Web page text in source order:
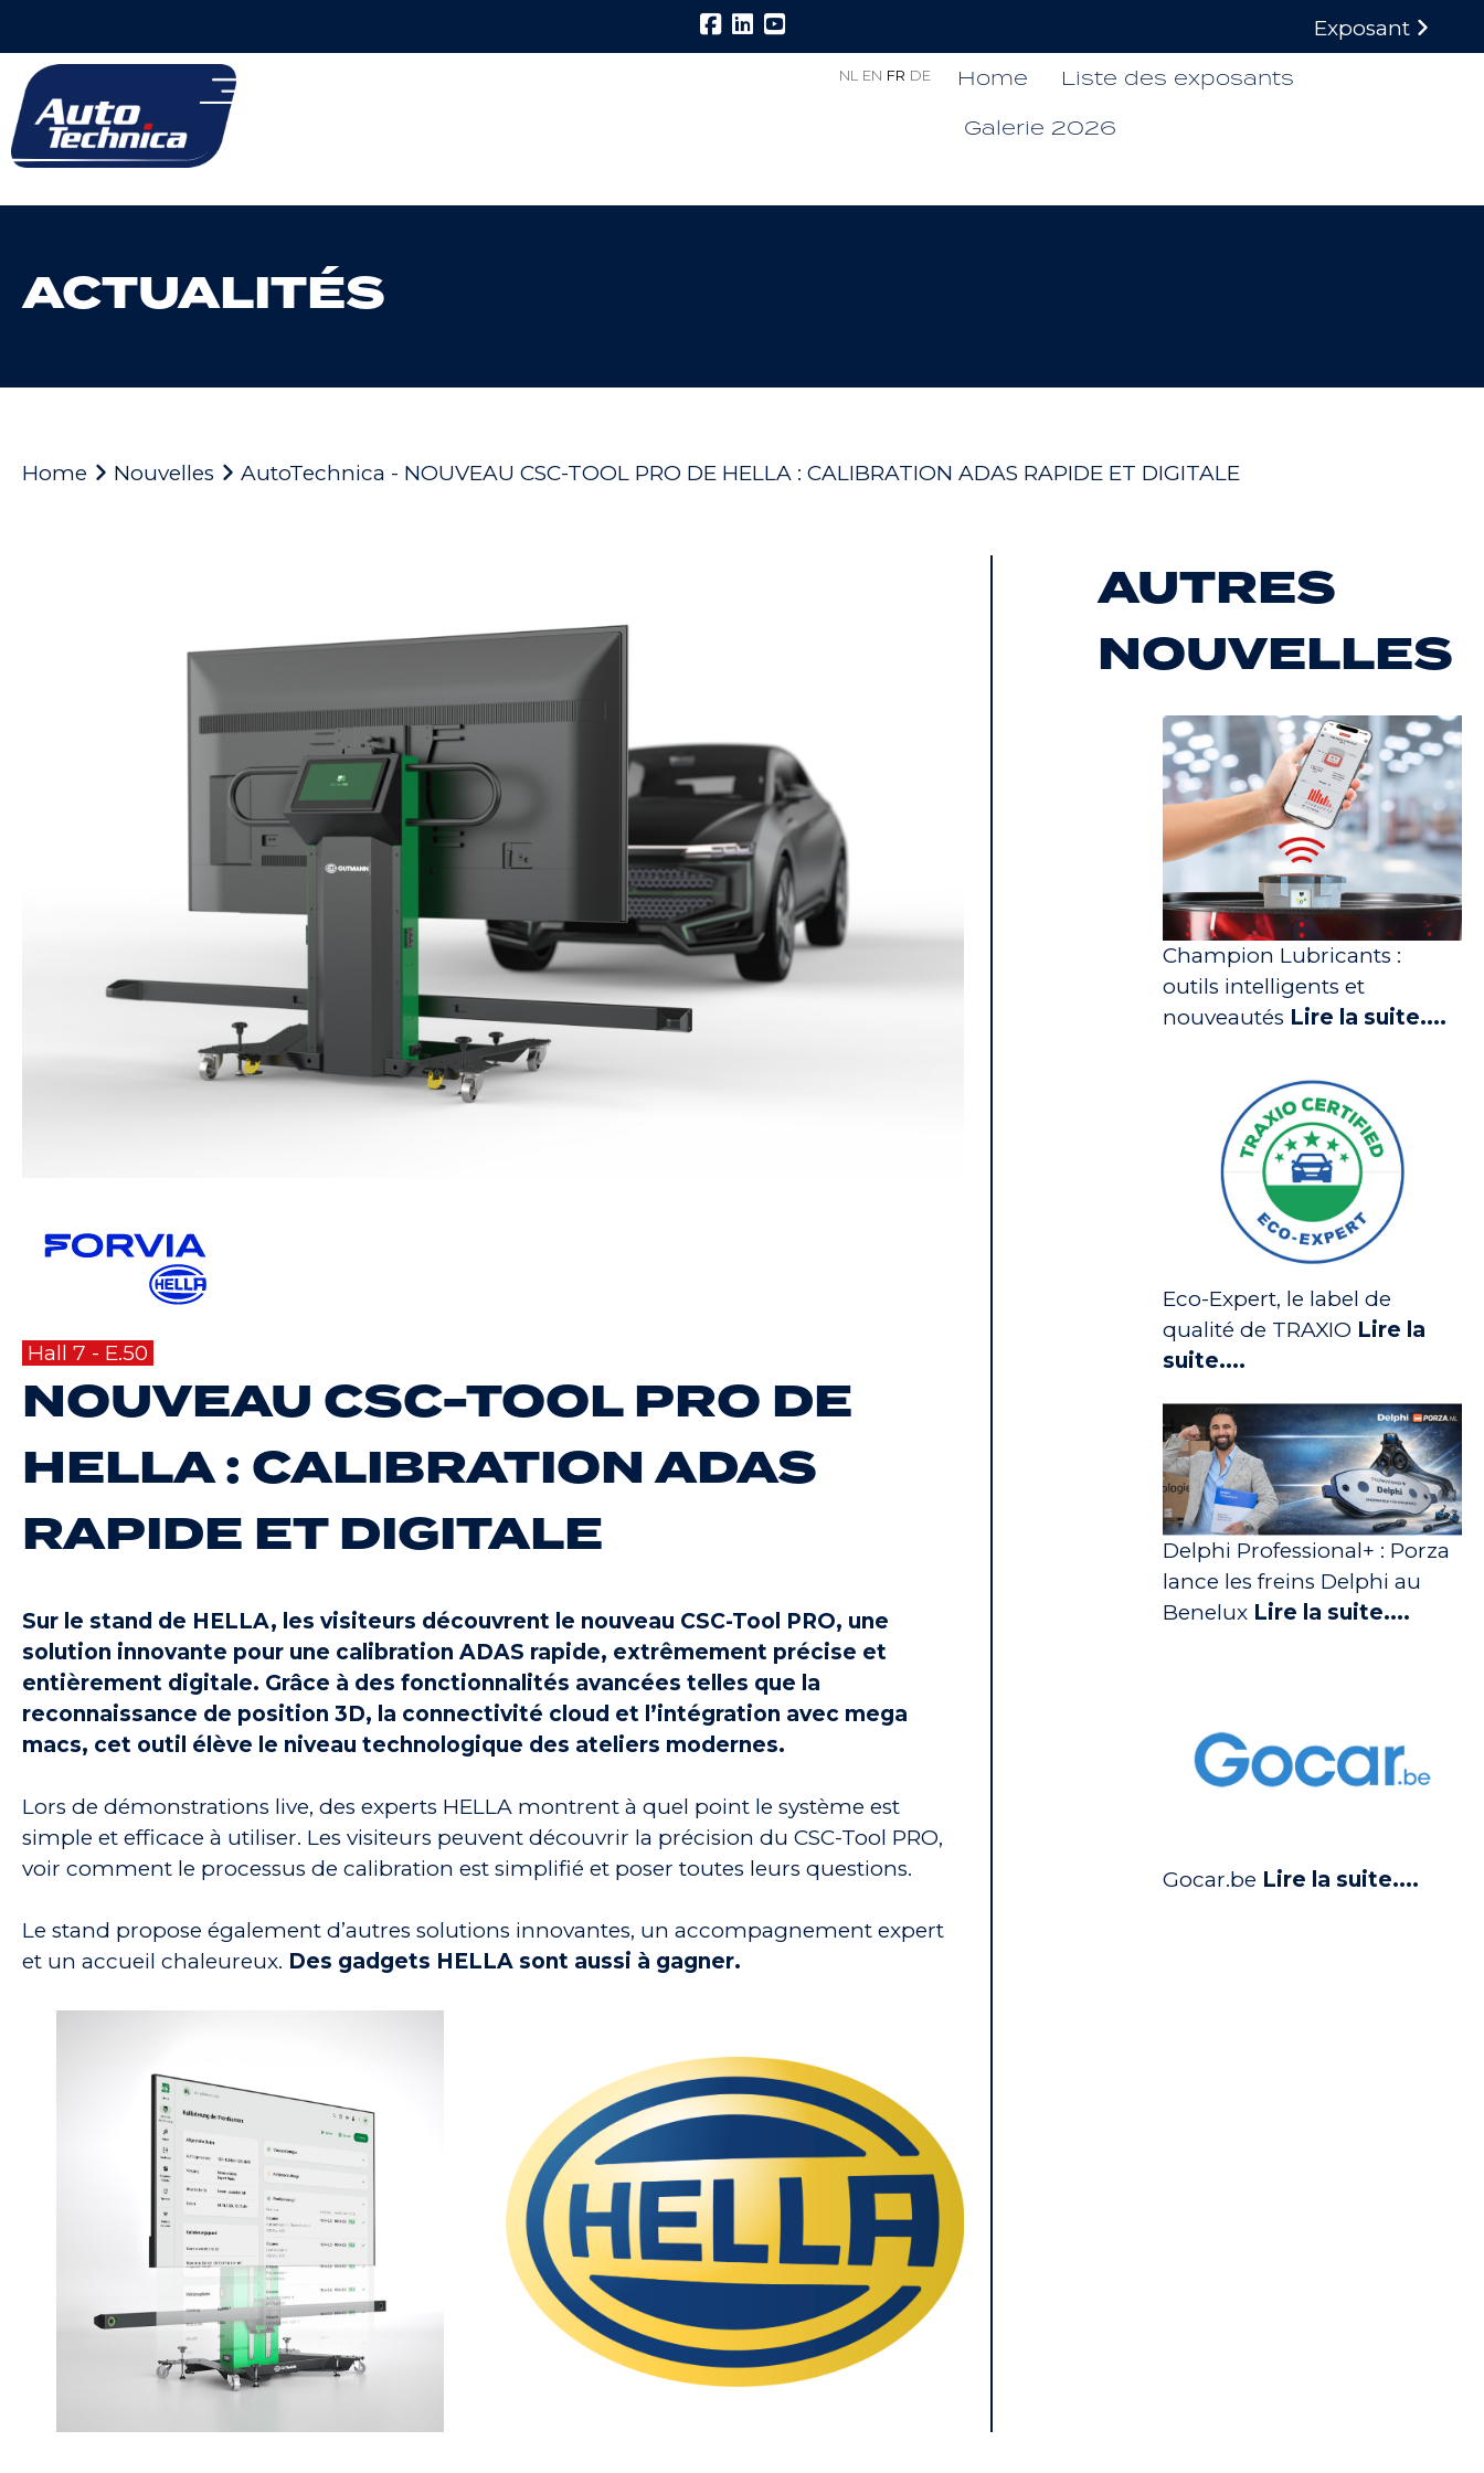
Exposant
NL EN FR DE Home
Liste des exposants
Galerie 2026
ACTUALITÉS
Home Nouvelles AutoTechnica - NOUVEAU CSC-TOOL PRO DE HELLA : CALIBRATION ADAS RAPIDE ET DIGITALE
Hall 7 - E.50
NOUVEAU CSC-TOOL PRO DE
HELLA : CALIBRATION ADAS
RAPIDE ET DIGITALE
Sur le stand de HELLA, les visiteurs découvrent le nouveau CSC-Tool PRO, une
solution innovante pour une calibration ADAS rapide, extrêmement précise et
entièrement digitale. Grâce à des fonctionnalités avancées telles que la
reconnaissance de position 3D, la connectivité cloud et l’intégration avec mega
macs, cet outil élève le niveau technologique des ateliers modernes.
Lors de démonstrations live, des experts HELLA montrent à quel point le système est
simple et efficace à utiliser. Les visiteurs peuvent découvrir la précision du CSC-Tool PRO,
voir comment le processus de calibration est simplifié et poser toutes leurs questions.
Le stand propose également d’autres solutions innovantes, un accompagnement expert
et un accueil chaleureux. Des gadgets HELLA sont aussi à gagner.
AUTRES
NOUVELLES
Champion Lubricants :
outils intelligents et
nouveautés Lire la suite....
Eco-Expert, le label de
qualité de TRAXIO Lire la
suite....
Delphi Professional+ : Porza
lance les freins Delphi au
Benelux Lire la suite....
Gocar.be Lire la suite....